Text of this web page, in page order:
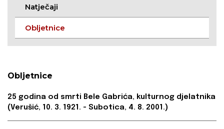
Natječaji
Obljetnice
Obljetnice
25 godina od smrti Bele Gabrića, kulturnog djelatnika
(Verušić, 10. 3. 1921. - Subotica, 4. 8. 2001.)